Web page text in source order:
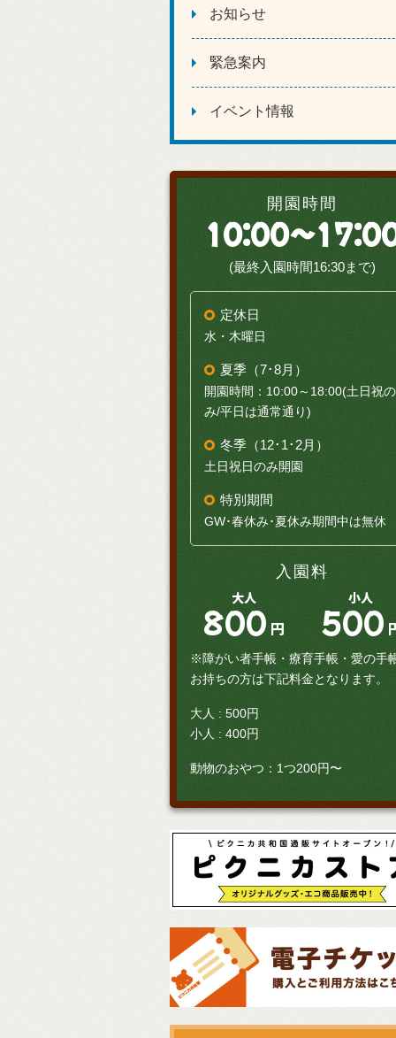
お知らせ
緊急案内
イベント情報
開園時間
10:00～
(最終入園時間16:30まで)
定休日
水・木曜日
夏季（7･8月）
開園時間：10:00～18:00(土日祝の
み/平日は通常通り)
冬季（12･1･2月）
土日祝日のみ開園
特別期間
GW･春休み･夏休み期間中は無休
入園料
大人
800 円
小人
500
※障がい者手帳・療育手帳・愛の手
お持ちの方は下記料金となります。
大人 : 500円
小人 : 400円
動物のおやつ：1つ200円〜